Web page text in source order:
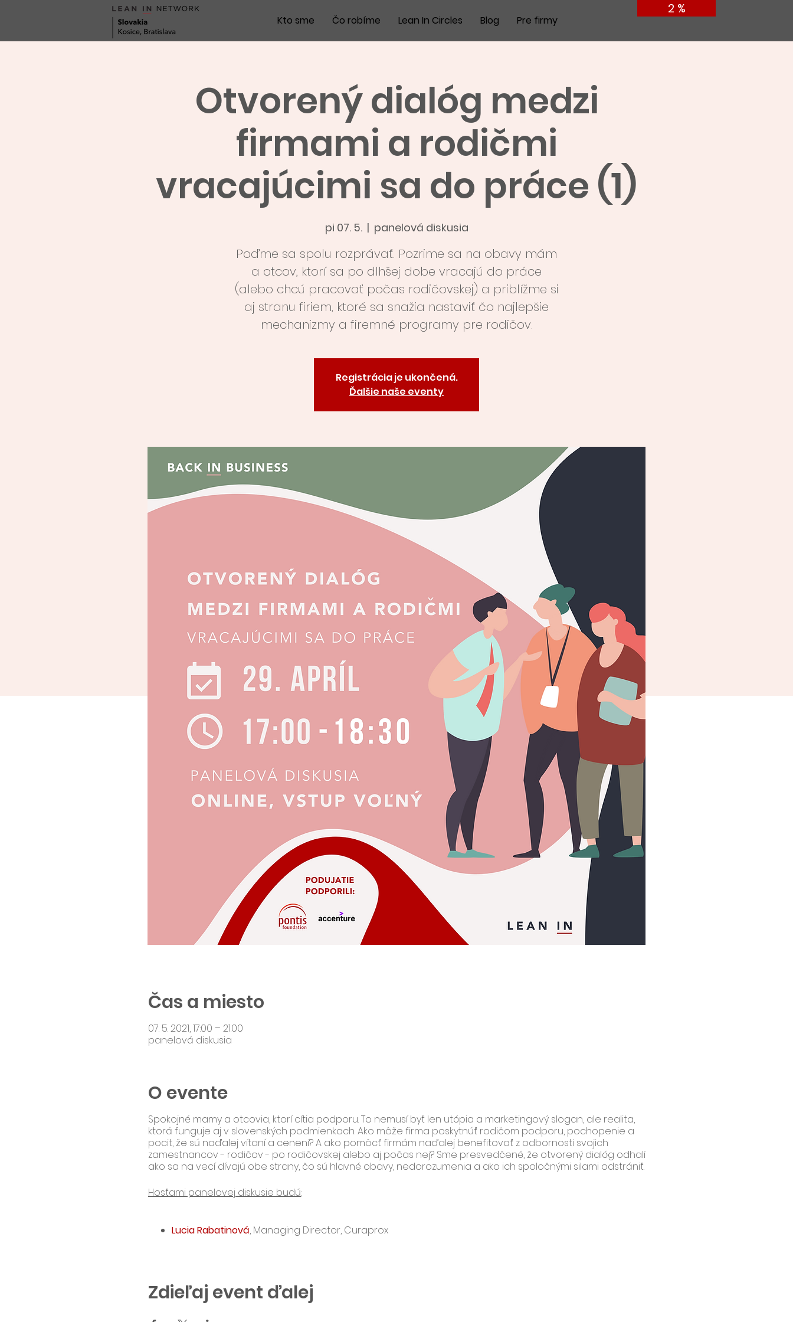
Kto sme Čo robíme Lean In Circles Blog Pre firmy
2 %
Otvorený dialóg medzi
firmami a rodičmi
vracajúcimi sa do práce (1)
pi 07. 5.
  |
panelová diskusia
Poďme sa spolu rozprávať. Pozrime sa na obavy mám
a otcov, ktorí sa po dlhšej dobe vracajú do práce
(alebo chcú pracovať počas rodičovskej) a priblížme si
aj stranu firiem, ktoré sa snažia nastaviť čo najlepšie
mechanizmy a firemné programy pre rodičov.
Registrácia je ukončená.
Ďalšie naše eventy
Čas a miesto
07. 5. 2021, 17:00 – 21:00
panelová diskusia
O evente
Spokojné mamy a otcovia, ktorí cítia podporu. To nemusí byť len utópia a marketingový slogan, ale realita,
ktorá funguje aj v slovenských podmienkach. Ako môže firma poskytnúť rodičom podporu, pochopenie a
pocit, že sú naďalej vítaní a cenení? A ako pomôcť firmám naďalej benefitovať z odbornosti svojich
zamestnancov - rodičov - po rodičovskej alebo aj počas nej? Sme presvedčené, že otvorený dialóg odhalí
ako sa na vecí dívajú obe strany, čo sú hlavné obavy, nedorozumenia a ako ich spoločnými silami odstrániť.
Hosťami panelovej diskusie budú:
Lucia Rabatinová, Managing Director, Curaprox
prípadne prácu na skrátený úväzok, hľadáme cestu ako im vyjsť v ústrety," hovorí Lucia o tom, ako to
funguje vo firme, ktorú vedie.
Zdieľaj event ďalej